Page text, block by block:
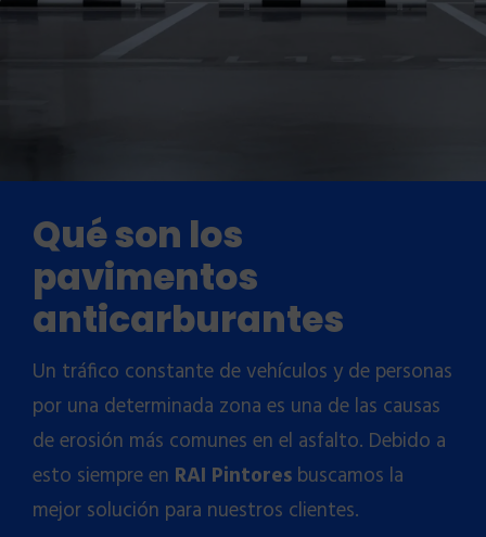
Qué son los
pavimentos
anticarburantes
Un tráfico constante de vehículos y de personas
por una determinada zona es una de las causas
de erosión más comunes en el asfalto. Debido a
esto siempre en RAI Pintores buscamos la
mejor solución para nuestros clientes.